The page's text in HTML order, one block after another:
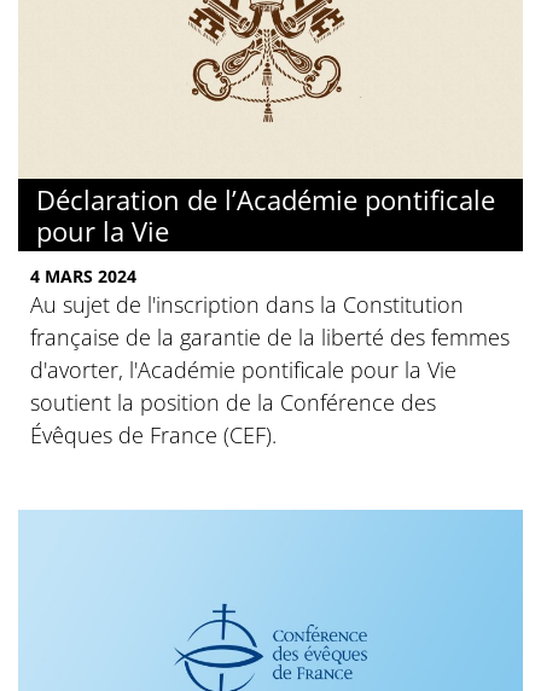
Déclaration de l’Académie pontificale
pour la Vie
4 MARS 2024
Au sujet de l'inscription dans la Constitution
française de la garantie de la liberté des femmes
d'avorter, l'Académie pontificale pour la Vie
soutient la position de la Conférence des
Évêques de France (CEF).